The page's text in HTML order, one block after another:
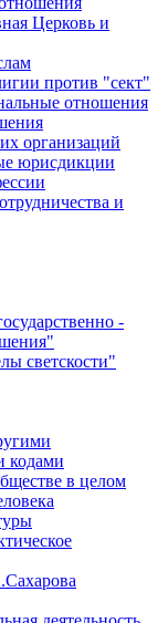
Церковь и
против "сект"
отношения
организаций
юрисдикции
и
-
светскости"
кодами
в целом